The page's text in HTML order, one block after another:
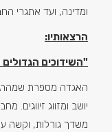
ומדינה, ועד אתגרי
הרצאותיו:
"השידוכים הגדולים
האגדה מספרת
יושב ומזווג זיווגים.
משדך גורלות, וקשה